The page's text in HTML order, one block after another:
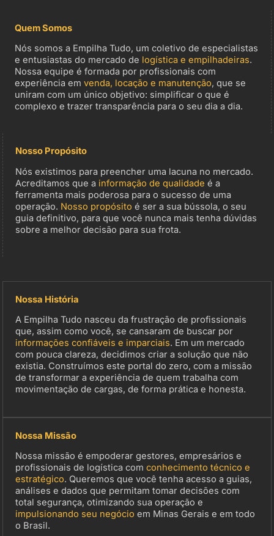
Quem Somos
Nós somos a Empilha Tudo, um coletivo de especialistas
e entusiastas do mercado de logística e empilhadeiras.
Nossa equipe é formada por profissionais com
experiência emvenda, locação e manutenção, que se
uniram com um único objetivo: simplificar o que é
complexo e trazer transparência para o seu dia a dia.
Nosso Propósito
Nós existimos para preencher uma lacuna no mercado.
Acreditamos que a informação de qualidade é a
ferramenta mais poderosa para o sucesso de uma
operação. Nosso propósito é ser a sua bússola, o seu
guia definitivo, para que você nunca mais tenha dúvidas
sobre a melhor decisão para sua frota.
Nossa História
A Empilha Tudo nasceu da frustração de profissionais
que, assim como você, se cansaram de buscar por
informações confiáveis e imparciais. Em um mercado
com pouca clareza, decidimos criar a solução que não
existia. Construímos este portal do zero, com a missão
de transformar a experiência de quem trabalha com
movimentação de cargas, de forma prática e honesta.
Nossa Missão
Nossa missão é empoderar gestores, empresários e
profissionais de logística comconhecimento técnico e
estratégico. Queremos que você tenha acesso a guias,
análises e dados que permitam tomar decisões com
total segurança, otimizando sua operação e
impulsionando seu negócio em Minas Gerais e em todo
o Brasil.